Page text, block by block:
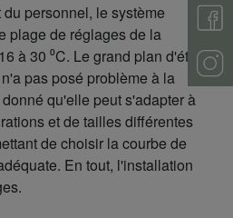
personnel, le système
plage de réglages de la
à 30 ⁰C. Le grand plan d'étage
pas posé problème à la
qu'elle peut s'adapter à
et de tailles différentes
de choisir la courbe de
En tout, l'installation